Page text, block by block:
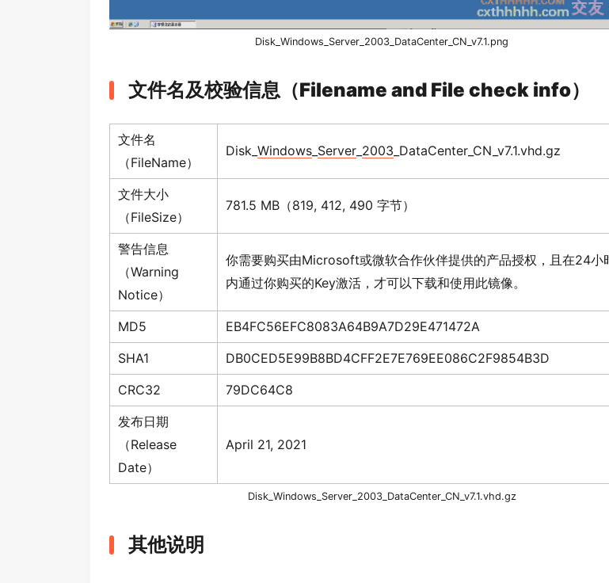
Disk_ Windows Server 2003 _DataCenter_CN_v7.1.png
文件名及校验信息（Filename and File check info）
文件名
（FileName）
Disk_ Windows Server 2003 _DataCenter_CN_v7.1.vhd.gz
文件大小
（FileSize）
781.5 MB（819, 412, 490 字节）
警告信息
（Warning
Notice）
你需要购买由Microsoft或微软合作伙伴提供的产品授权，且在24小
内通过你购买的Key激活，才可以下载和使用此镜像。
MD5 EB4FC56EFC8083A64B9A7D29E471472A
SHA1
DB0CED5E99B8BD4CFF2E7E769EE086C2F9854B3D
CRC32
79DC64C8
发布日期
（Release
Date）
April 21, 2021
Disk_ Windows Server_ 2003_DataCenter_CN_v7.1.vhd.gz
其他说明